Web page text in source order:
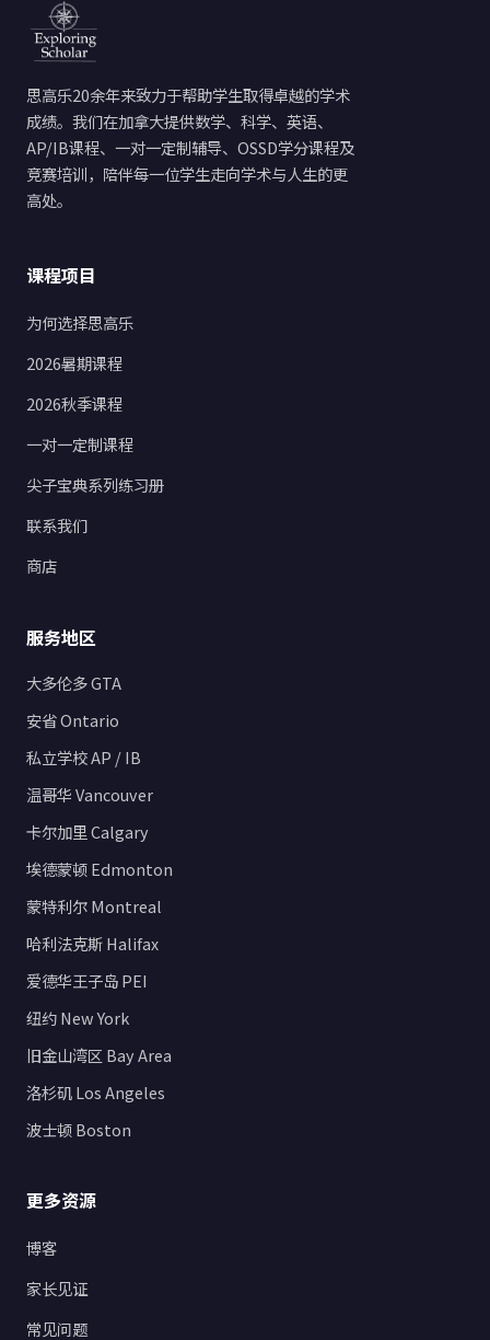
思高乐20余年来致力于帮助学生取得卓越的学术
成绩。我们在加拿大提供数学、科学、英语、
AP/IB课程、一对一定制辅导、OSSD学分课程及
竞赛培训，陪伴每一位学生走向学术与人生的更
高处。
课程项目
为何选择思高乐
2026暑期课程
2026秋季课程
一对一定制课程
尖子宝典系列练习册
联系我们
商店
服务地区
大多伦多 GTA
安省 Ontario
私立学校 AP / IB
温哥华 Vancouver
卡尔加里 Calgary
埃德蒙顿 Edmonton
蒙特利尔 Montreal
哈利法克斯 Halifax
爱德华王子岛 PEI
纽约 New York
旧金山湾区 Bay Area
洛杉矶 Los Angeles
波士顿 Boston
更多资源
博客
家长见证
常见问题